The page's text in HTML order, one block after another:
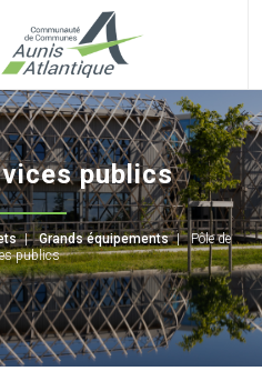
publics
| Grands équipements |
Pôle de
publics